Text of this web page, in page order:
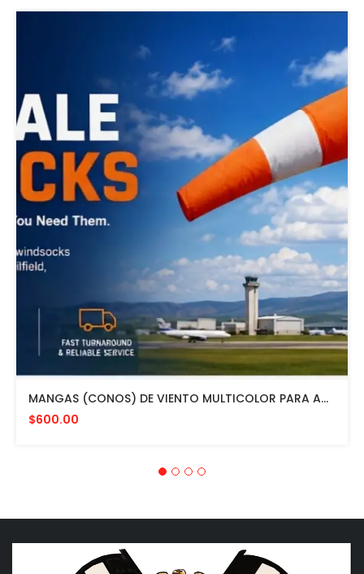
MANGAS (CONOS) DE VIENTO MULTICOLOR PARA AVIACION CON HERRAJE DE MONTAJE A POSTE FAA L807. MADE IN USA. 24" DIAMETRO
$600.00